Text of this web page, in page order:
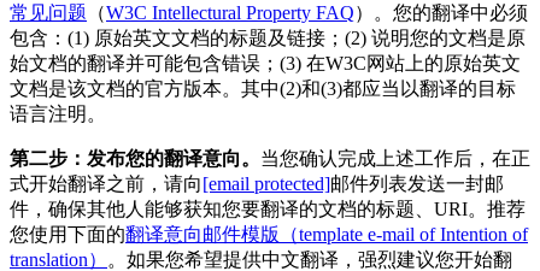
常见问题 （W3C Intellectural Property FAQ）。您的翻译中必须
包含：(1) 原始英文文档的标题及链接；(2) 说明您的文档是原
始文档的翻译并可能包含错误；(3) 在W3C网站上的原始英文
文档是该文档的官方版本。其中(2)和(3)都应当以翻译的目标
语言注明。
第二步：发布您的翻译意向。 当您确认完成上述工作后，在正
式开始翻译之前，请向[email protected]邮件列表发送一封邮
件，确保其他人能够获知您要翻译的文档的标题、URI。推荐
您使用下面的翻译意向邮件模版（template e-mail of Intention of
translation）
。如果您希望提供中文翻译，强烈建议您开始翻